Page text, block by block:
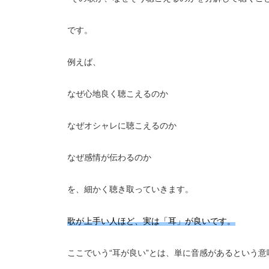
です。
例えば、
なぜ心地良く聴こえるのか
なぜオシャレに聴こえるのか
なぜ感情が伝わるのか
を、細かく聴き取っていきます。
歌が上手い人ほど、実は「耳」が良いです。
ここでいう“耳が良い”とは、単に音感があるという意